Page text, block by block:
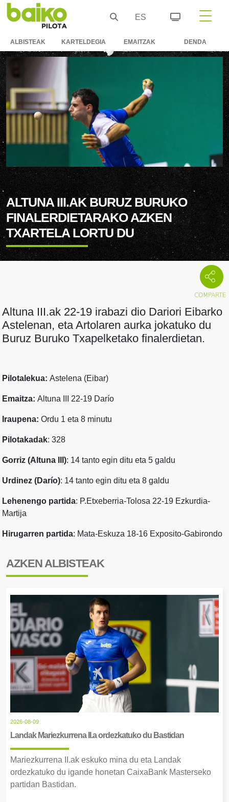
ES
ALBISTEAK KARTELDEGIA EMAITZAK DENDA
ALTUNA III.AK BURUZ BURUKO
FINALERDIETARAKO AZKEN
TXARTELA LORTU DU
Altuna III.ak 22-19 irabazi dio Dariori Eibarko
Astelenan, eta Artolaren aurka jokatuko du
Buruz Buruko Txapelketako finalerdietan.
Pilotalekua: Astelena (Eibar)
Emaitza: Altuna III 22-19 Darío
Iraupena: Ordu 1 eta 8 minutu
Pilotakadak: 328
Gorriz (Altuna III): 14 tanto egin ditu eta 5 galdu
Urdinez (Darío): 14 tanto egin ditu eta 8 galdu
Lehenengo partida: P.Etxeberria-Tolosa 22-19 Ezkurdia-
Martija
Hirugarren partida: Mata-Eskuza 18-16 Exposito-Gabirondo
AZKEN ALBISTEAK
2026-08-09
Landak Mariezkurrena II.a ordezkatuko du Bastidan
Mariezkurrena II.ak eskuko mina du eta Landak
ordezkatuko du igande honetan CaixaBank Masterseko
partidan Bastidan.